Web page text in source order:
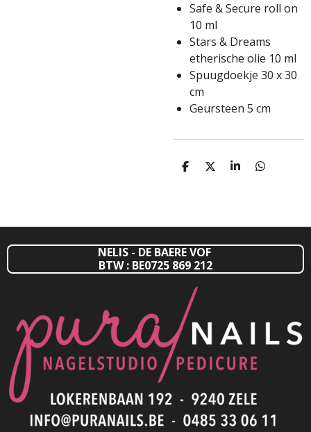
Safe & Secure roll on
10 ml
Stars & Dreams
etherische olie 10 ml
Spuugdoekje 30 x 30
cm
Geursteen 5 cm
D
D
S
D
NELIS - DE BAERE VOF
BTW : BE0725 869 212